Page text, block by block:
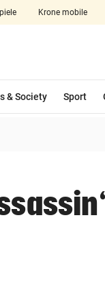
Krone mobile
aufklappen
& Society Sport